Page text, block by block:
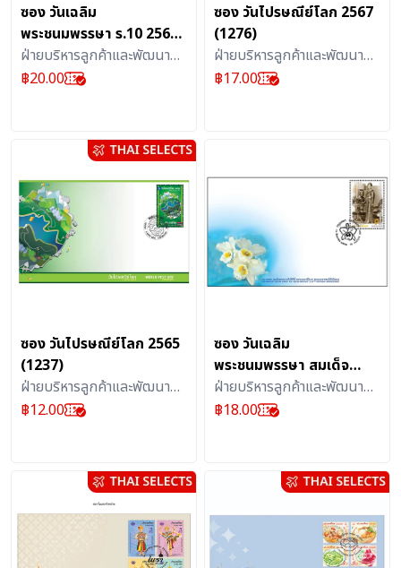
ซอง วันเฉลิม
พระชนมพรรษา ร.10 2562
(1172)
ฝ่ายบริหารลูกค้าและพัฒนา
ผลิตภัณฑ์บริการไปรษณีย์ :
฿20.00
ซอง วันไปรษณีย์โลก 2567
(1276)
ฝ่ายบริหารลูกค้าและพัฒนา
ผลิตภัณฑ์บริการไปรษณีย์ :
฿17.00
ซอง วันไปรษณีย์โลก 2565
(1237)
ฝ่ายบริหารลูกค้าและพัฒนา
ผลิตภัณฑ์บริการไปรษณีย์ :
฿12.00
ซอง วันเฉลิม
พระชนมพรรษา สมเด็จ
พระบรมราชชนนีพันปีหลวง
87 พรรษา 2562 (1174)
ฝ่ายบริหารลูกค้าและพัฒนา
ผลิตภัณฑ์บริการไปรษณีย์ :
฿18.00